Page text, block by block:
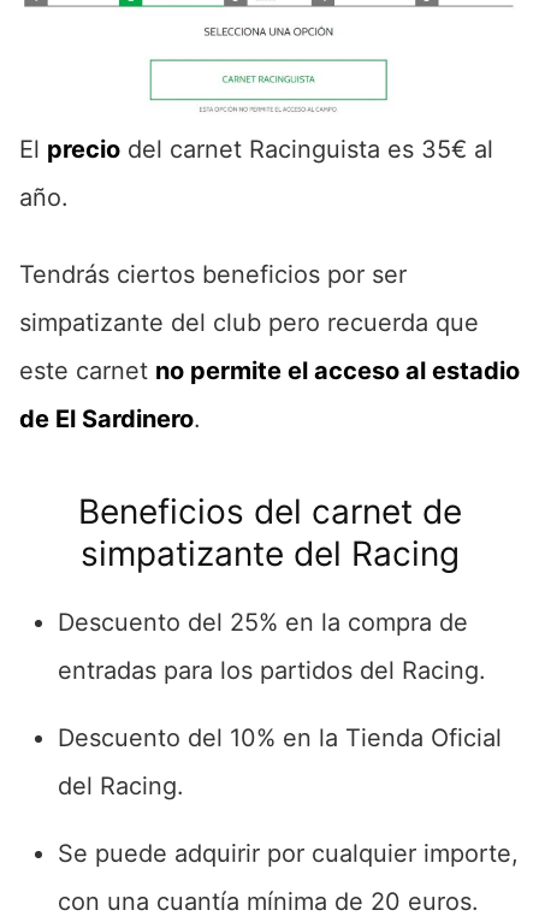
El precio del carnet Racinguista es 35€ al
año.
Tendrás ciertos beneficios por ser
simpatizante del club pero recuerda que
este carnet no permite el acceso al estadio
de El Sardinero.
Beneficios del carnet de
simpatizante del Racing
Descuento del 25% en la compra de
entradas para los partidos del Racing.
Descuento del 10% en la Tienda Oficial
del Racing.
Se puede adquirir por cualquier importe,
con una cuantía mínima de 20 euros.